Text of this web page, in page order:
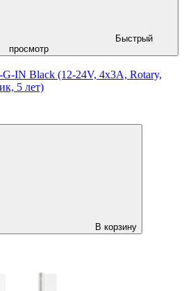
Быстрый
просмотр
IN Black (12-24V, 4x3A, Rotary,
5 лет)
В корзину